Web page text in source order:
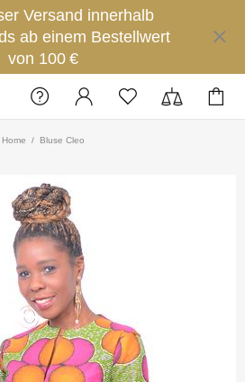
Versand innerhalb
ab einem Bestellwert
von 100 €
Home Bluse Cleo